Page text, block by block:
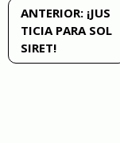
Navegación
entradas
ANTERIOR: ¡JUS
TICIA PARA SOL
SIRET!